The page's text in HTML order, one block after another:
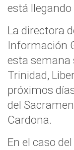
está llegando
La directora
Información
esta semana
Trinidad,
próximos
del
Cardona.
En el caso